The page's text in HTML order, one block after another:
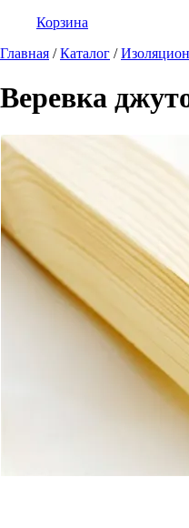
Корзина
Главная /Каталог /
Веревка